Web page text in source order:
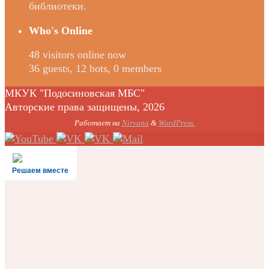
библиотеки.
Who's Online
48 visitors online now
36 guests, 12 bots, 0 members
МКУК "Подосиновская МБС"
Авторские права защищены, 2026
Работает на Nirvana & WordPress.
Решаем вместе